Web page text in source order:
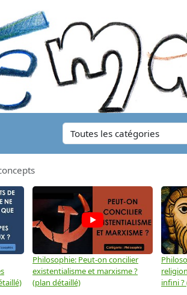
Philosophie: Peut-on concilier
existentialisme et marxisme ?
(plan détaillé)
infini ?